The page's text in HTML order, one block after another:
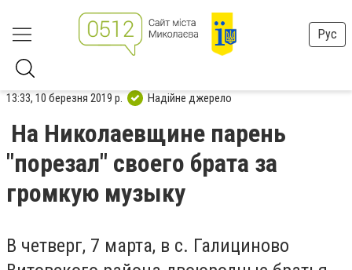
Рус
13:33, 10 березня 2019 р. Надійне джерело
На Николаевщине парень
"порезал" своего брата за
громкую музыку
В четверг, 7 марта, в с. Галициново